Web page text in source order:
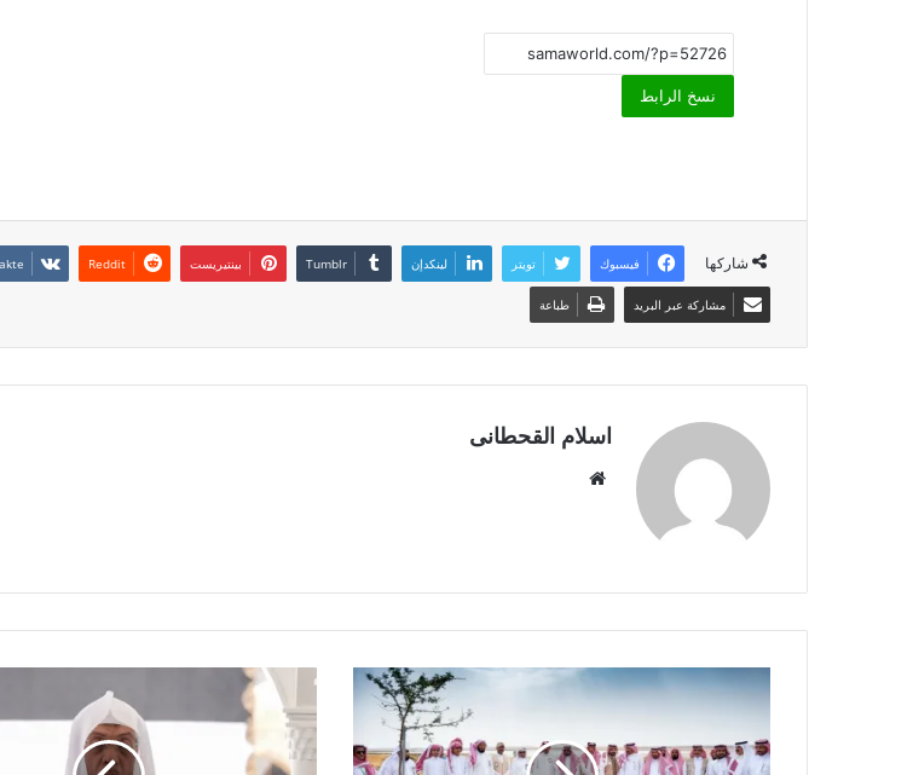
نسخ الرابط
شاركها فيسبوك تويتر لينكدإن بينتيريست
مشاركة عبر البريد طباعة
اسلام القحطانى
ا
ي